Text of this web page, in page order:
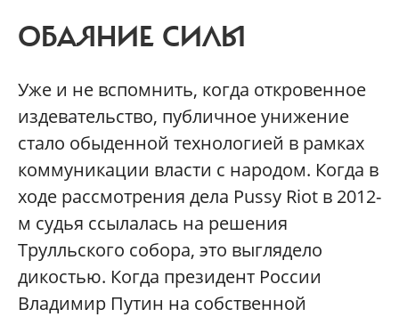
ОБАЯНИЕ СИЛЫ
Уже и не вспомнить, когда откровенное
издевательство, публичное унижение
стало обыденной технологией в рамках
коммуникации власти с народом. Когда в
ходе рассмотрения дела Pussy Riot в 2012-
м судья ссылалась на решения
Трулльского собора, это выглядело
дикостью. Когда президент России
Владимир Путин на собственной